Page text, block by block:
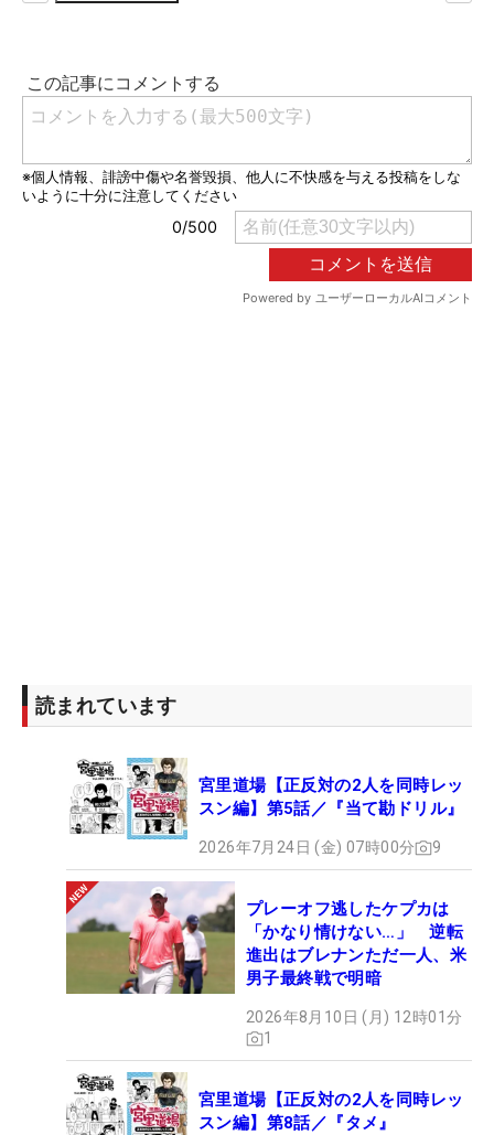
読まれています
宮里道場【正反対の2人を同時レッ
スン編】第5話／『当て勘ドリル』
2026年7月24日 (金) 07時00分 9
プレーオフ逃したケプカは
「かなり情けない…」 逆転
進出はブレナンただ一人、米
男子最終戦で明暗
2026年8月10日 (月) 12時01分
1
宮里道場【正反対の2人を同時レッ
スン編】第8話／『タメ』